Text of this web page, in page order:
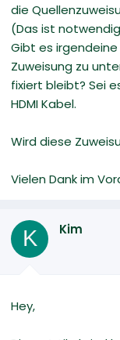
die
(Das ist
Gibt es
Zuweisung zu
fixiert bleibt? Sei
HDMI Kabel.
Wird diese
Vielen Dank im
K Kim
Hey,